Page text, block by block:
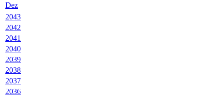
Dez
2043
2042
2041
2040
2039
2038
2037
2036